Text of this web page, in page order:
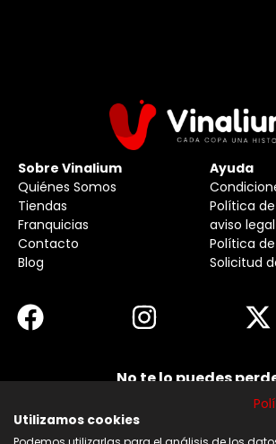
Sobre Vinalium
Quiénes Somos
Tiendas
Franquicias
Contacto
Blog
Ayuda
Política
aviso legal
Política
Solicitud
No te lo puedes
ninguna de nuestras
Utilizamos cookies